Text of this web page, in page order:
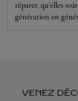
réparer, qu’elles
génération en
VENEZ